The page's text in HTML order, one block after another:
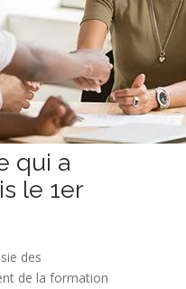
qui a
le 1er
des
de la formation